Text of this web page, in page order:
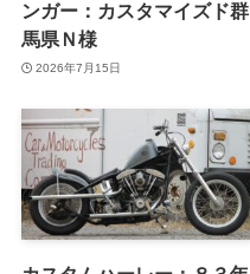
カスタムハーレー：８３年
ショベル：リジットナロー
グライド：カスタマイズド
岩手県Ｓ様
2026年6月25日